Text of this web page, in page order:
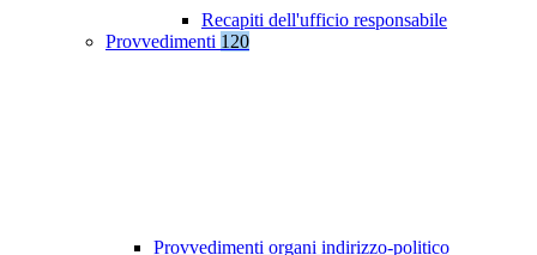
Recapiti dell'ufficio responsabile
Provvedimenti 120
Provvedimenti organi indirizzo-politico